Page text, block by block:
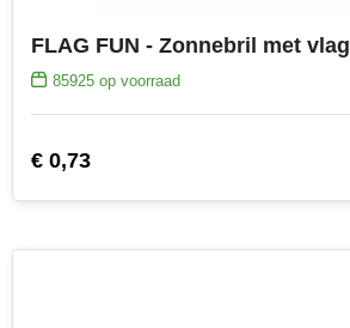
FLAG FUN - Zonnebril met vlag
85925op voorraad
€ 0,73